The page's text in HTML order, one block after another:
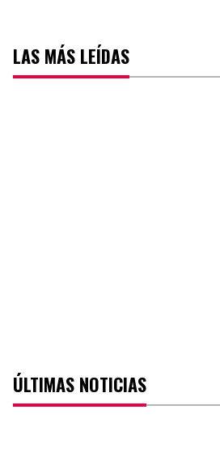
LAS MÁS LEÍDAS
ÚLTIMAS NOTICIAS